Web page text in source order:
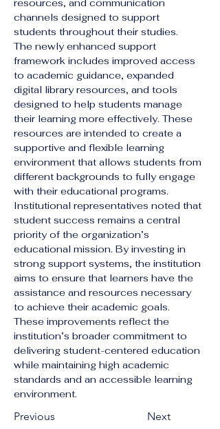
resources, and communication
channels designed to support
students throughout their studies.
The newly enhanced support
framework includes improved access
to academic guidance, expanded
digital library resources, and tools
designed to help students manage
their learning more effectively. These
resources are intended to create a
supportive and flexible learning
environment that allows students from
different backgrounds to fully engage
with their educational programs.
Institutional representatives noted that
student success remains a central
priority of the organization’s
educational mission. By investing in
strong support systems, the institution
aims to ensure that learners have the
assistance and resources necessary
to achieve their academic goals.
These improvements reflect the
institution’s broader commitment to
delivering student-centered education
while maintaining high academic
standards and an accessible learning
environment.
Previous Next